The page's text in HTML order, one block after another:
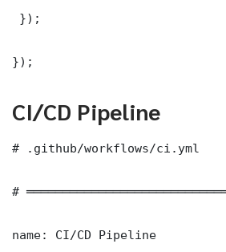
});
});
CI/CD Pipeline
# .github/workflows/ci.yml
#
name: CI/CD Pipeline